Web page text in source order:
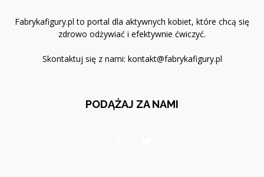
Fabrykafigury.pl to portal dla aktywnych kobiet, które chcą się
zdrowo odżywiać i efektywnie ćwiczyć.
Skontaktuj się z nami: kontakt@fabrykafigury.pl
PODĄŻAJ ZA NAMI